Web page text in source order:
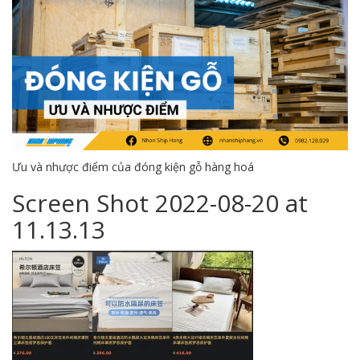
Ưu và nhược điểm của đóng kiện gỗ hàng hoá
Screen Shot 2022-08-20 at
11.13.13